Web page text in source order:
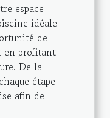
espace
idéale
de
en profitant
De la
étape
afin de